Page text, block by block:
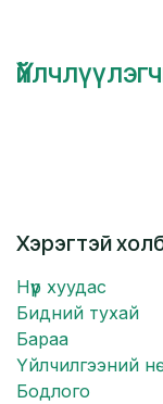
Хэрэгтэй
Нүүр хуудас
Бидний тухай
Бараа
Үйлчилгээний
Бодлого